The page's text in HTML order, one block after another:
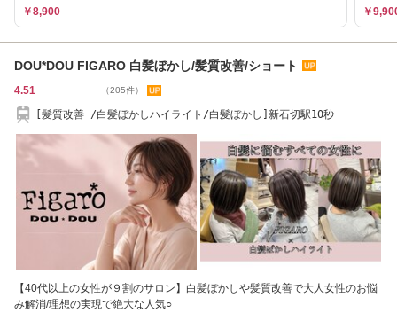
￥8,900 ￥
DOU*DOU FIGARO 白髪ぼかし/髪質改善/ショート
4.51 （205件）
[髪質改善 /白髪ぼかしハイライト/白髪ぼかし]新石切駅10秒
【40代以上の女性が９割のサロン】白髪ぼかしや髪質改善で大人女性のお悩
み解消/理想の実現で絶大な人気○